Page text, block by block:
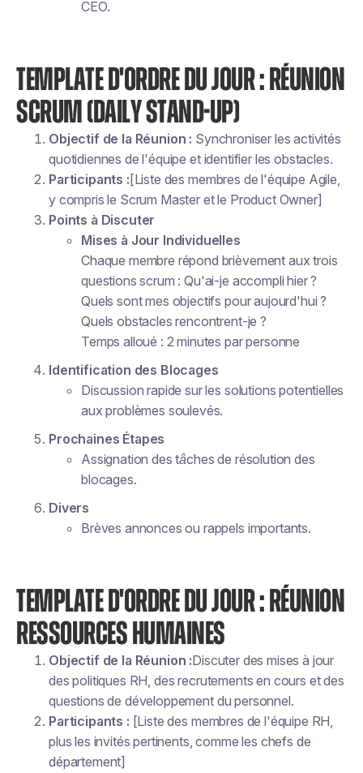
CEO.
TEMPLATE D'ORDRE DU JOUR : RÉUNION
SCRUM (DAILY STAND-UP)
Objectif de la Réunion : Synchroniser les activités
quotidiennes de l'équipe et identifier les obstacles.
Participants : [Liste des membres de l'équipe Agile,
y compris le Scrum Master et le Product Owner]
Points à Discuter
Mises à Jour Individuelles
Chaque membre répond brièvement aux trois
questions scrum : Qu'ai-je accompli hier ?
Quels sont mes objectifs pour aujourd'hui ?
Quels obstacles rencontrent-je ?
Temps alloué : 2 minutes par personne
Identification des Blocages
Discussion rapide sur les solutions potentielles
aux problèmes soulevés.
Prochaines Étapes
Assignation des tâches de résolution des
blocages.
Divers
Brèves annonces ou rappels importants.
TEMPLATE D'ORDRE DU JOUR : RÉUNION
RESSOURCES HUMAINES
Objectif de la Réunion :Discuter des mises à jour
des politiques RH, des recrutements en cours et des
questions de développement du personnel.
Participants : [Liste des membres de l'équipe RH,
plus les invités pertinents, comme les chefs de
département]